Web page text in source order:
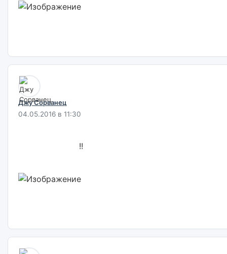
Джу Сорванец
04.05.2016 в 11:30